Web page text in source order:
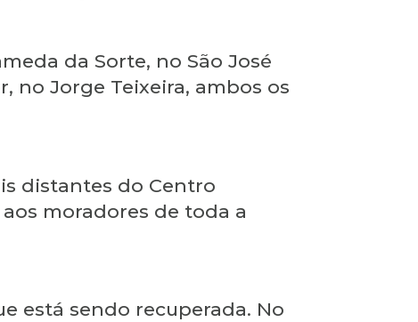
da Sorte, no São José
no Jorge Teixeira, ambos os
distantes do Centro
moradores de toda a
está sendo recuperada. No